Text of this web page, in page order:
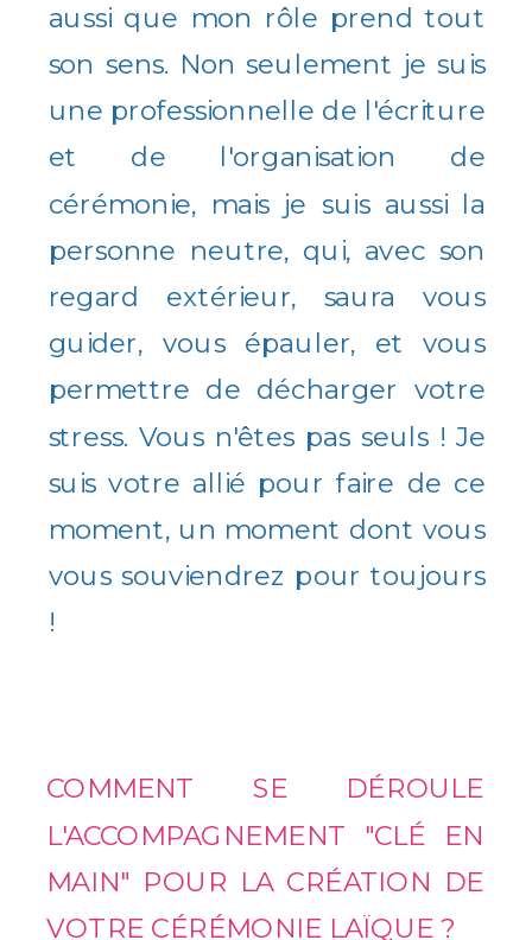
aussi que mon rôle prend tout
son sens. Non seulement je suis
une professionnelle de l'écriture
et de l'organisation de
cérémonie, mais je suis aussi la
personne neutre, qui, avec son
regard extérieur, saura vous
guider, vous épauler, et vous
permettre de décharger votre
stress. Vous n'êtes pas seuls ! Je
suis votre allié pour faire de ce
moment, un moment dont vous
vous souviendrez pour toujours
!
COMMENT SE DÉROULE
L'ACCOMPAGNEMENT "CLÉ EN
MAIN" POUR LA CRÉATION DE
VOTRE CÉRÉMONIE LAÏQUE ?